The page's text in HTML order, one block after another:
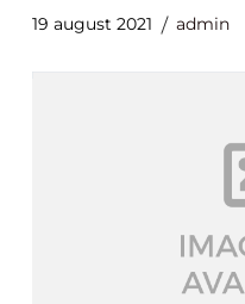
19 august 2021 admin